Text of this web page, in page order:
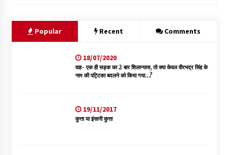
Popular Recent Comments
18/07/2020
वाह- एक ही सड़क का 2 बार शिलान्यास, तो क्या केवल वीरभद्र सिंह के
नाम की पट्टिका बदलने को किया गया…?
19/11/2017
कुत्ता या इंसानी कुत्ता